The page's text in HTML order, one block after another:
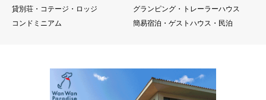
貸別荘・コテージ・ロッジ
グランピング・トレーラーハウス
コンドミニアム
簡易宿泊・ゲストハウス・民泊